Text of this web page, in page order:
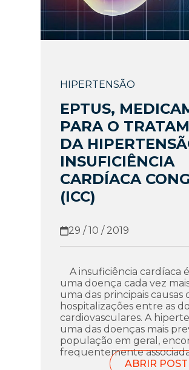
HIPERTENSÃO
EPTUS,
PARA O
DA
INSUFICIÊNCIA
CARDÍACA
(ICC)
29 / 10 / 2019
A insuficiência cardíaca
uma doença cada vez
uma das principais causas
hospitalizações entre as
cardiovasculares. A
uma das doenças mais
população em geral,
frequentemente associada
ABRIR POST